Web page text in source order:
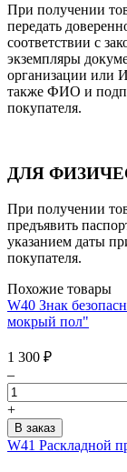
При получении
передать
соответствии с
экземпляры
организации или
также ФИО и
покупателя.
ДЛЯ
При получении
предъявить
указанием даты
покупателя.
Похожие товары
W40 Знак
мокрый пол"
1 300 ₽
–
+
W41 Раскладной